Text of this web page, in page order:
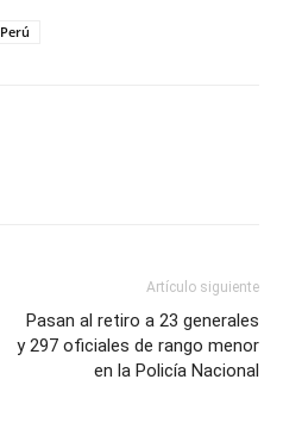
Perú
Artículo siguiente
Pasan al retiro a 23 generales
y 297 oficiales de rango menor
en la Policía Nacional